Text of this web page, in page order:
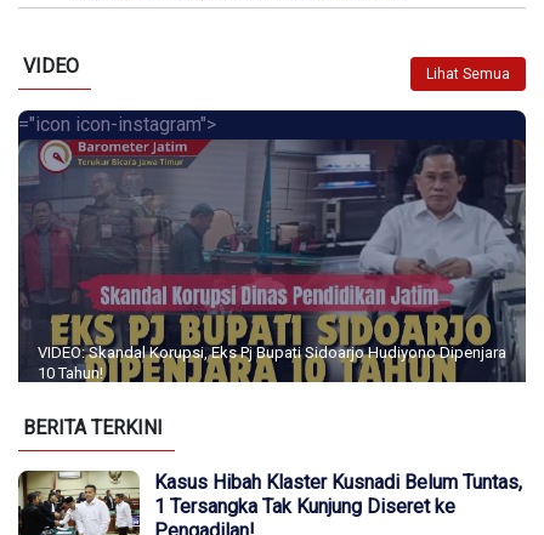
VIDEO Lihat Semua
="icon icon-instagram">
VIDEO: Skandal Korupsi, Eks Pj Bupati Sidoarjo Hudiyono Dipenjara
10 Tahun!
BERITA TERKINI
Kasus Hibah Klaster Kusnadi Belum Tuntas,
1 Tersangka Tak Kunjung Diseret ke